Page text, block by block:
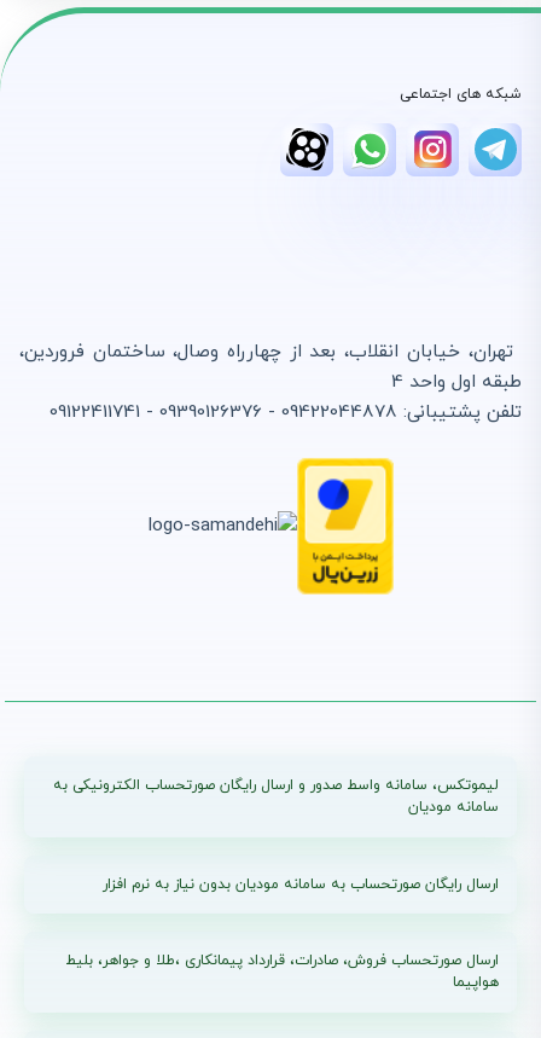
شبکه های اجتماعی
تهران، خیابان انقلاب، بعد از چهارراه وصال، ساختمان فروردین،
طبقه اول واحد 4
تلفن پشتیبانی: 09422044878 - 09390126376 - 09122411741
لیموتکس، سامانه واسط صدور و ارسال رایگان صورتحساب الکترونیکی به
سامانه مودیان
ارسال رایگان صورتحساب به سامانه مودیان بدون نیاز به نرم افزار
ارسال صورتحساب فروش، صادرات، قرارداد پیمانکاری ،طلا و جواهر، بلیط
هواپیما